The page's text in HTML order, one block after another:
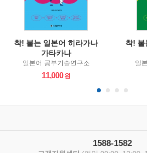
착! 붙는 일본어 히라가나
가타카나
일본어 공부기술연구소
11,000
착! 붙
일
1588-1582